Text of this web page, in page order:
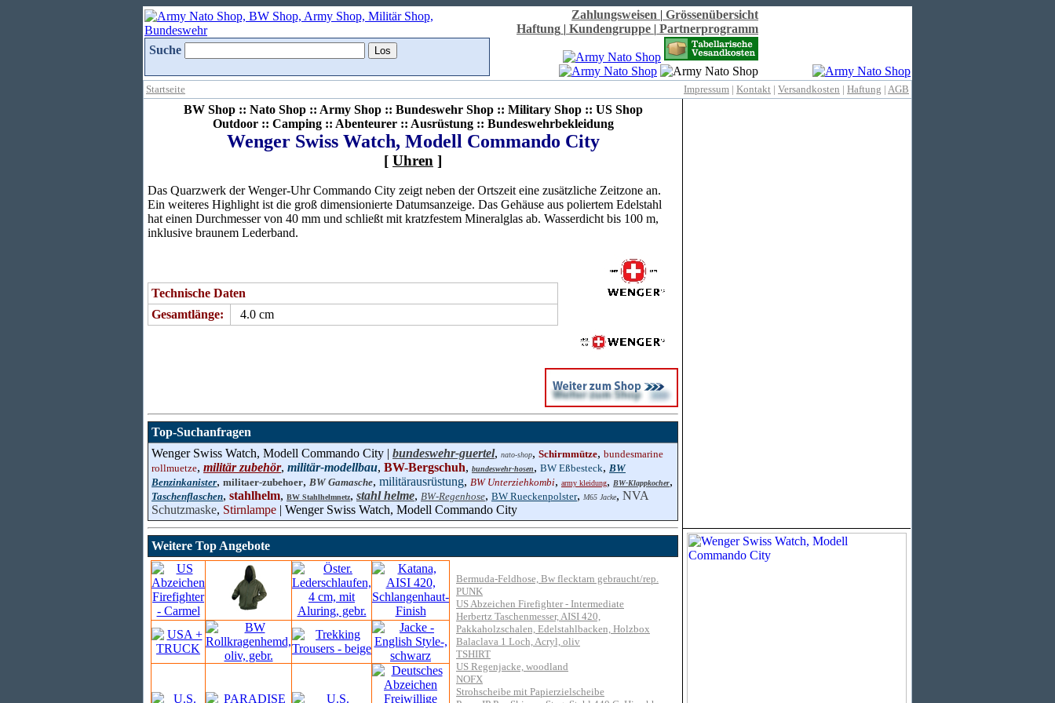
Suche
Zahlungsweisen | Grössenübersicht
Haftung | Kundengruppe | Partnerprogramm
Startseite Impressum | Kontakt | Versandkosten | Haftung | AGB
BW Shop :: Nato Shop :: Army Shop :: Bundeswehr Shop :: Military Shop :: US Shop
Outdoor :: Camping :: Abenteurer :: Ausrüstung :: Bundeswehrbekleidung
Wenger Swiss Watch, Modell Commando City
[ Uhren ]
Das Quarzwerk der Wenger-Uhr Commando City zeigt neben der Ortszeit eine zusätzliche Zeitzone an.
Ein weiteres Highlight ist die groß dimensionierte Datumsanzeige. Das Gehäuse aus poliertem Edelstahl
hat einen Durchmesser von 40 mm und schließt mit kratzfestem Mineralglas ab. Wasserdicht bis 100 m,
inklusive braunem Lederband.
Technische Daten
Gesamtlänge:
4.0 cm
Top-Suchanfragen
Wenger Swiss Watch, Modell Commando City | bundeswehr-guertel, nato-shop, Schirmmütze, bundesmarine
rollmuetze, militär zubehör, militär-modellbau, BW-Bergschuh, bundeswehr-hosen, BW Eßbesteck, BW
Benzinkanister, militaer-zubehoer, BW Gamasche, militärausrüstung, BW Unterziehkombi, army kleidung, BW-Klappkocher,
Taschenflaschen, stahlhelm, BW Stahlhelmnetz, stahl helme, BW-Regenhose, BW Rueckenpolster, M65 Jacke, NVA
Schutzmaske, Stirnlampe | Wenger Swiss Watch, Modell Commando City
Weitere Top Angebote
Bermuda-Feldhose, Bw flecktarn gebraucht/rep.
PUNK
US Abzeichen Firefighter - Intermediate
Herbertz Taschenmesser, AISI 420,
Pakkaholzschalen, Edelstahlbacken, Holzbox
Balaclava 1 Loch, Acryl, oliv
TSHIRT
US Regenjacke, woodland
NOFX
Strohscheibe mit Papierzielscheibe